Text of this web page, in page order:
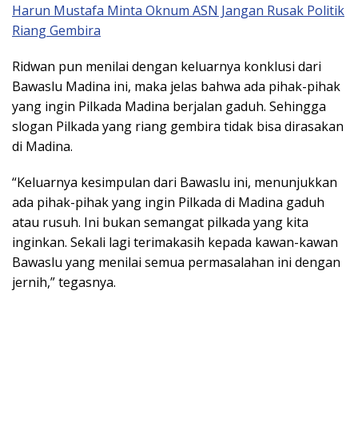
Harun Mustafa Minta Oknum ASN Jangan Rusak Politik
Riang Gembira
Ridwan pun menilai dengan keluarnya konklusi dari
Bawaslu Madina ini, maka jelas bahwa ada pihak-pihak
yang ingin Pilkada Madina berjalan gaduh. Sehingga
slogan Pilkada yang riang gembira tidak bisa dirasakan
di Madina.
“Keluarnya kesimpulan dari Bawaslu ini, menunjukkan
ada pihak-pihak yang ingin Pilkada di Madina gaduh
atau rusuh. Ini bukan semangat pilkada yang kita
inginkan. Sekali lagi terimakasih kepada kawan-kawan
Bawaslu yang menilai semua permasalahan ini dengan
jernih,” tegasnya.